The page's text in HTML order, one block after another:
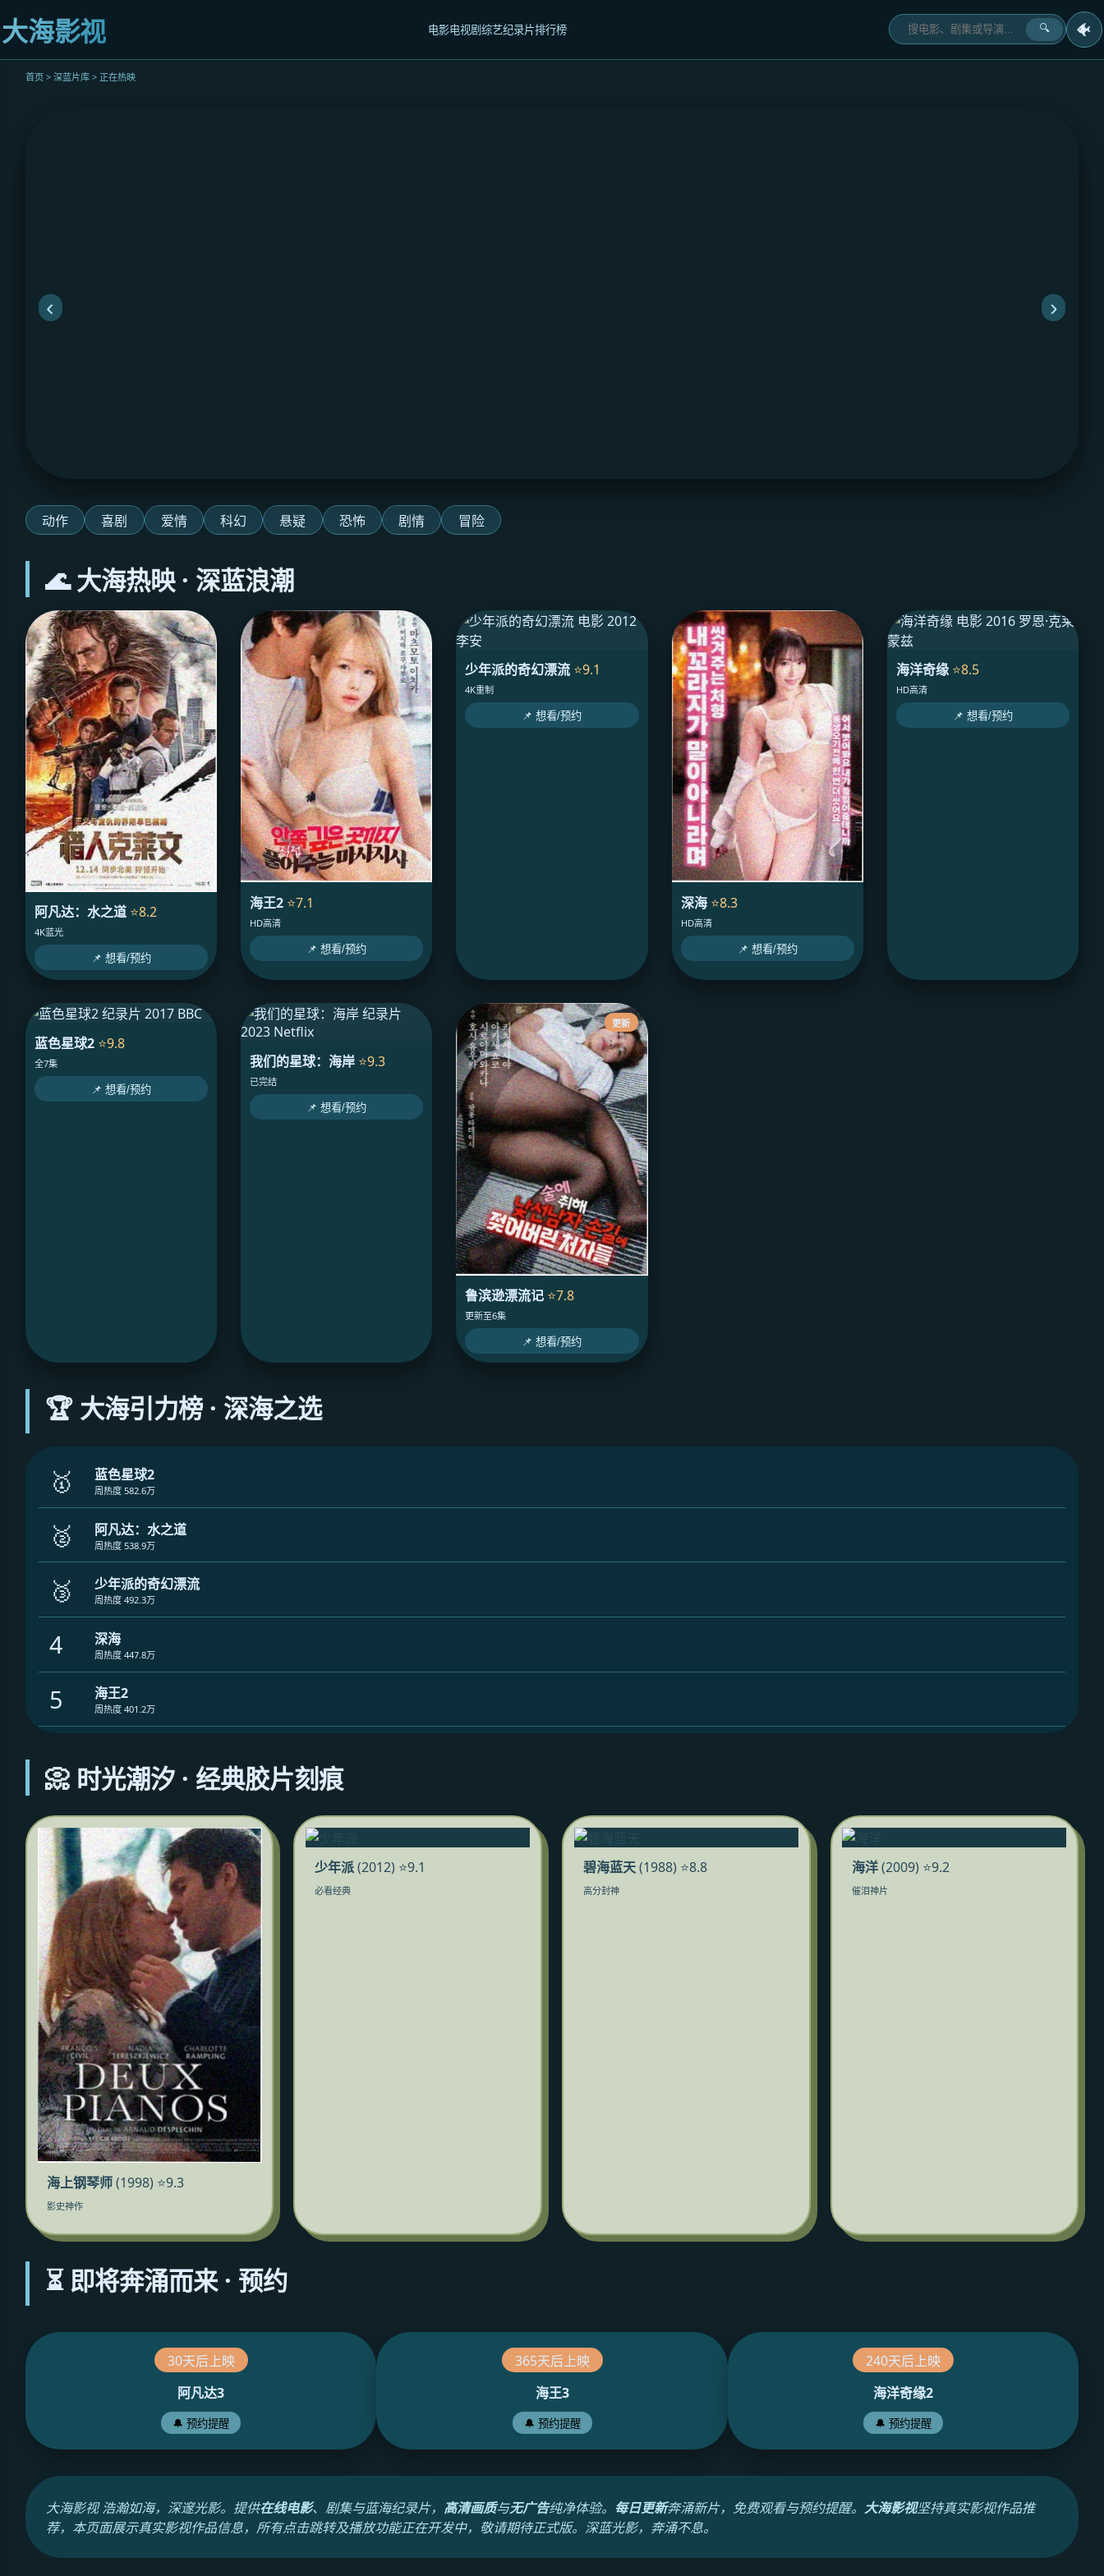
大海影视 电影电视剧 综艺纪录片排行榜 🔍 🐠
首页 > 深蓝片库 > 正在热映
立
即
观
看
‹ ›
动作 喜剧 爱情 科幻 悬疑 恐怖 剧情 冒险
🌊 大海热映 · 深蓝浪潮
阿凡达：水之道 ⭐8.2
4K蓝光
📌 想看/预约
海王2 ⭐7.1
HD高清
📌 想看/预约
少年派的奇幻漂流 ⭐9.1
4K重制
📌 想看/预约
深海 ⭐8.3
HD高清
📌 想看/预约
海洋奇缘 ⭐8.5
HD高清
📌 想看/预约
蓝色星球2 ⭐9.8
全7集
📌 想看/预约
我们的星球：海岸 ⭐9.3
已完结
📌 想看/预约
更新
鲁滨逊漂流记 ⭐7.8
更新至6集
📌 想看/预约
🏆 大海引力榜 · 深海之选
🥇 蓝色星球2
周热度 582.6万
🥈 阿凡达：水之道
周热度 538.9万
🥉 少年派的奇幻漂流
周热度 492.3万
4 深海
周热度 447.8万
5 海王2
周热度 401.2万
📀 时光潮汐 · 经典胶片刻痕
海上钢琴师(1998) ⭐9.3
影史神作
少年派(2012) ⭐9.1
必看经典
碧海蓝天(1988) ⭐8.8
高分封神
海洋(2009) ⭐9.2
催泪神片
⏳ 即将奔涌而来 · 预约
30天后上映
阿凡达3
🔔 预约提醒
365天后上映
海王3
🔔 预约提醒
240天后上映
海洋奇缘2
🔔 预约提醒
大海影视 浩瀚如海，深邃光影。提供在线电影、剧集与蓝海纪录片， 高清画质与无广告纯净体验。 每日更新奔涌新片，免费观看与预约提醒。大海影视坚持真实影视作品推
荐，本页面展示真实影视作品信息，所有点击跳转及播放功能正在开发中，敬请期待正式版。深蓝光影，奔涌不息。